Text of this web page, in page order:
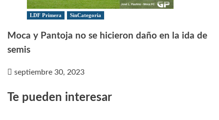
LDF Primera SinCategoria
Moca y Pantoja no se hicieron daño en la ida de
semis
septiembre 30, 2023
Te pueden interesar